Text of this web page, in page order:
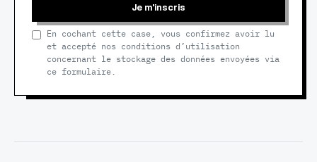
Je m'inscris
En cochant cette case, vous confirmez avoir lu
et accepté nos conditions d’utilisation
concernant le stockage des données envoyées via
ce formulaire.